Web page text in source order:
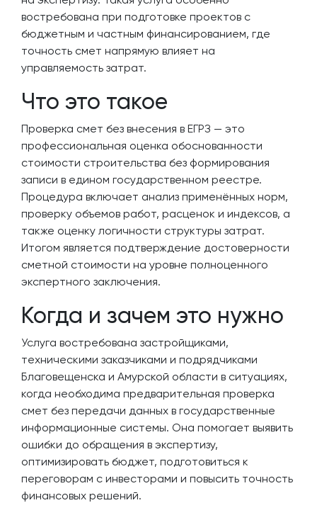
востребована при подготовке проектов с
бюджетным и частным финансированием, где
точность смет напрямую влияет на
управляемость затрат.
Что это такое
Проверка смет без внесения в ЕГРЗ — это
профессиональная оценка обоснованности
стоимости строительства без формирования
записи в едином государственном реестре.
Процедура включает анализ применённых норм,
проверку объемов работ, расценок и индексов, а
также оценку логичности структуры затрат.
Итогом является подтверждение достоверности
сметной стоимости на уровне полноценного
экспертного заключения.
Когда и зачем это нужно
Услуга востребована застройщиками,
техническими заказчиками и подрядчиками
Благовещенска и Амурской области в ситуациях,
когда необходима предварительная проверка
смет без передачи данных в государственные
информационные системы. Она помогает выявить
ошибки до обращения в экспертизу,
оптимизировать бюджет, подготовиться к
переговорам с инвесторами и повысить точность
финансовых решений.